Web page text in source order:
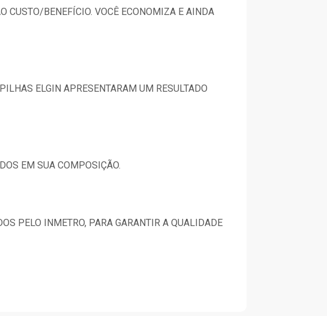
CUSTO/BENEFÍCIO. VOCÊ ECONOMIZA E AINDA
ELGIN APRESENTARAM UM RESULTADO
EM SUA COMPOSIÇÃO.
PELO INMETRO, PARA GARANTIR A QUALIDADE